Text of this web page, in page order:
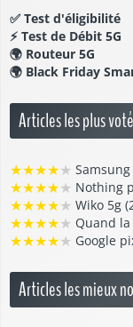
✅ Test d'éligibilité
⚡ Test de Débit 5G
🌍 Routeur 5G
🌍 Black Friday
Articles les plus
★★★★★
★★★★★ Nothing
★★★★★ Wiko 5g
★★★★★ Quand
★★★★★ Google
Articles les mieux